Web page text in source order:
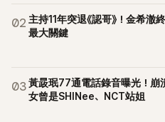
02 主持11年突退《認哥》！金希
最大關鍵
03黃晸珉77通電話錄音曝光！崩
女曾是SHINee、NCT站姐